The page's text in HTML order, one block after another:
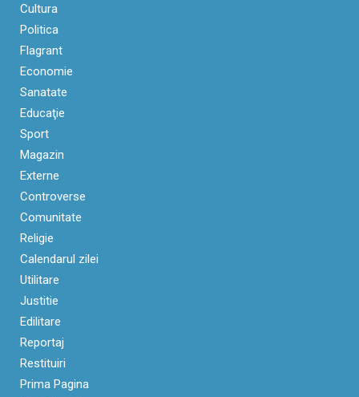
Cultura
Politica
Flagrant
Economie
Sanatate
Educaţie
Sport
Magazin
Externe
Controverse
Comunitate
Religie
Calendarul zilei
Utilitare
Justitie
Edilitare
Reportaj
Restituiri
Prima Pagina